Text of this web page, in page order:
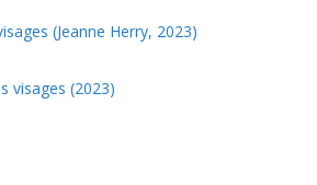
(Jeanne Herry, 2023)